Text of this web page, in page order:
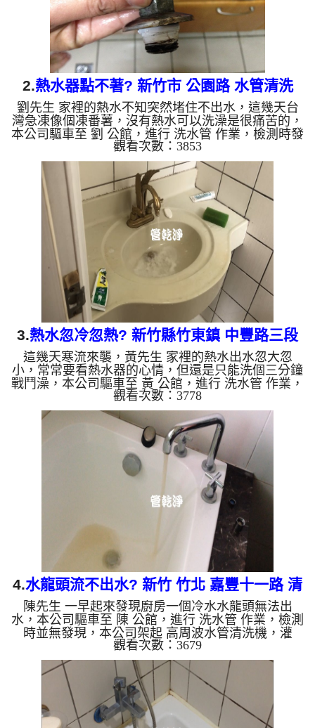
2.熱水器點不著? 新竹市 公園路 水管清洗
劉先生 家裡的熱水不知突然堵住不出水，這幾天台
灣急凍像個凍番薯，沒有熱水可以洗澡是很痛苦的，
本公司驅車至 劉 公館，進行 洗水管 作業，檢測時發
現三角帆而已經堵住，本公司架起 高周波水管清洗
機，灌入 檸檬酸水 至管路裡面，等了約15分，開
啟 水管清洗機 ，啟動 螺旋波 模式，一開始就洗出髒
水，還不時噴出異物，如下影片，一個多小時後，
熱水量恢復正常，劉先生可以洗熱水澡了!! 如是自來
水，如水管老化，會產生鐵鏽跟泥沙堆積，洗出來的
水就會是咖啡色，地下水含有氧化錳，管壁上會結成
黑色管垢，洗出來...
觀看次數：3853
3.熱水忽冷忽熱? 新竹縣竹東鎮 中豐路三段
洗水管
這幾天寒流來襲，黃先生 家裡的熱水出水忽大忽
小，常常要看熱水器的心情，但還是只能洗個三分鐘
戰鬥澡，本公司驅車至 黃 公館，進行 洗水管 作業，
檢測時並無發現，本公司架起 高周波水管清洗機，
灌入 檸檬酸水 至管路裡面，等了約15分，開啟 水管
清洗機 ，啟動 螺旋波 模式，一開始就洗出髒水，還
不時噴出異物及沙子，如下影片，一個多小時後，
熱水量恢復正常，黃先生不用洗三分鐘戰鬥澡了!! 如
是自來水，如水管老化，會產生鐵鏽跟泥沙堆積，洗
出來的水就會是咖啡色，地下水含有氧化錳，管壁上
會結成黑色管垢，...
觀看次數：3778
4.水龍頭流不出水? 新竹 竹北 嘉豐十一路 清
洗水管
陳先生 一早起來發現廚房一個冷水水龍頭無法出
水，本公司驅車至 陳 公館，進行 洗水管 作業，檢測
時並無發現，本公司架起 高周波水管清洗機，灌
入 檸檬酸水 至管路裡面，等了約15分，開啟 水管清
洗機 ，啟動 脈衝波 模式，一開始洗管並無反應，沒
多久就開始噴出黃水，後面開始流出白色泡沫水，如
下圖及影片，主因應該是碳酸鈣堵住彎頭，一個小時
後， 水量恢復正常了!! 如是自來水，如水管老化，會
產生鐵鏽跟泥沙堆積，洗出來的水就會是咖啡色，地
觀看次數：3679